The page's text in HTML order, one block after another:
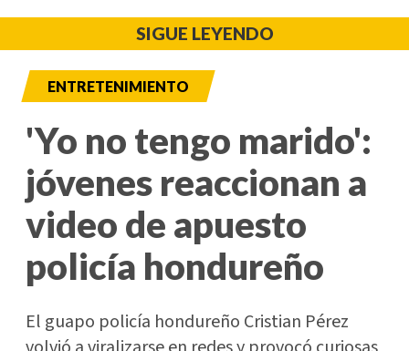
SIGUE LEYENDO
ENTRETENIMIENTO
'Yo no tengo marido':
jóvenes reaccionan a
video de apuesto
policía hondureño
El guapo policía hondureño Cristian Pérez